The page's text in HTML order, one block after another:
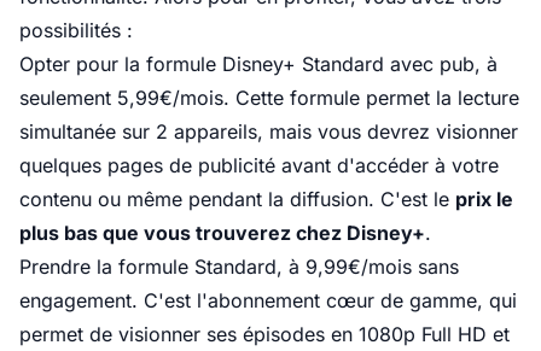
possibilités :
Opter pour la formule Disney+ Standard avec pub, à
seulement 5,99€/mois. Cette formule permet la lecture
simultanée sur 2 appareils, mais vous devrez visionner
quelques pages de publicité avant d'accéder à votre
contenu ou même pendant la diffusion. C'est le prix le
plus bas que vous trouverez chez Disney+.
Prendre la formule Standard, à 9,99€/mois sans
engagement. C'est l'abonnement cœur de gamme, qui
permet de visionner ses épisodes en 1080p Full HD et